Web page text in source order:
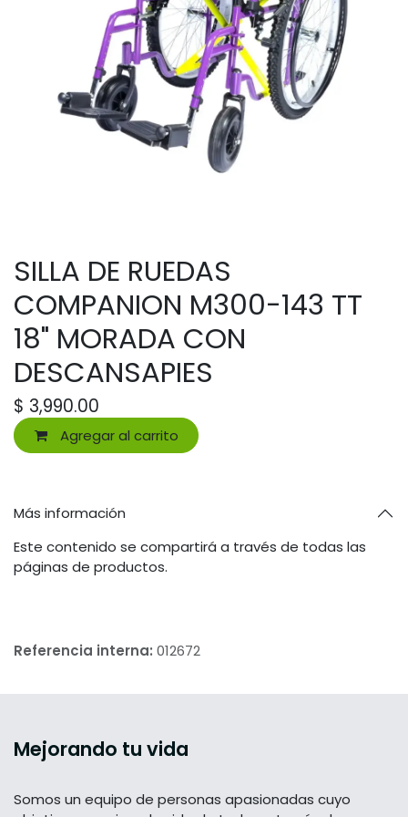
SILLA DE RUEDAS
COMPANION M300-143 TT
18" MORADA CON
DESCANSAPIES
$ 3,990.00
Agregar al carrito
Más información
Este contenido se compartirá a través de todas las
páginas de productos.
Referencia interna: 012672
Mejorando tu vida
Somos un equipo de personas apasionadas cuyo